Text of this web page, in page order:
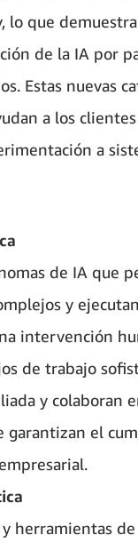
lo que
de la IA por
Estas nuevas
a los
a
de IA que
y
intervención
de trabajo
y colaboran
garantizan el
herramientas